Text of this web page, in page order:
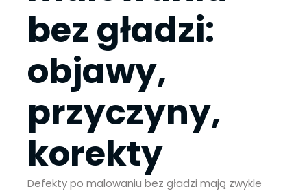
bez gładzi:
objawy,
przyczyny,
korekty
Defekty po malowaniu bez gładzi mają zwykle